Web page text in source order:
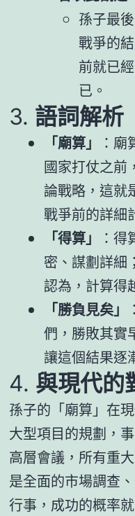
孫子最
戰爭的
前就已
已。
3. 語詞解析
「廟算」
：
國家打仗之前
論戰略，這就
戰爭前的詳細
「得算」
：
密、謀劃詳細
認為，計算得
「勝負見矣」
們，勝敗其實
讓這個結果逐
4. 與現代的
孫子的「廟算」在
大型項目的規劃，
高層會議，所有重
是全面的市場調查
行事，成功的概率